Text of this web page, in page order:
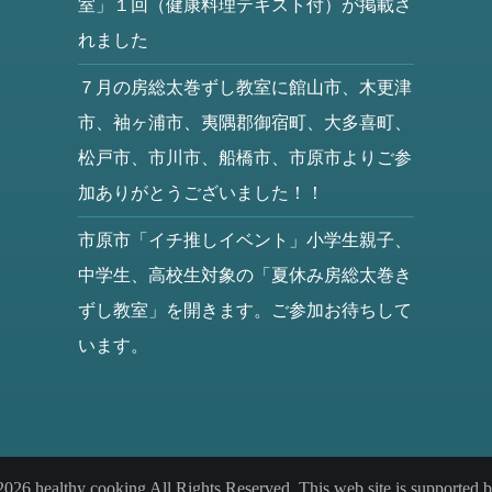
室」１回（健康料理テキスト付）が掲載さ
れました
７月の房総太巻ずし教室に館山市、木更津
市、袖ヶ浦市、夷隅郡御宿町、大多喜町、
松戸市、市川市、船橋市、市原市よりご参
加ありがとうございました！！
市原市「イチ推しイベント」小学生親子、
中学生、高校生対象の「夏休み房総太巻き
ずし教室」を開きます。ご参加お待ちして
います。
healthy cooking All Rights Reserved. This web site is supported